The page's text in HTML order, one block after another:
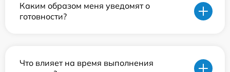
Каким образом меня уведомят о
готовности?
Что влияет на время выполнения